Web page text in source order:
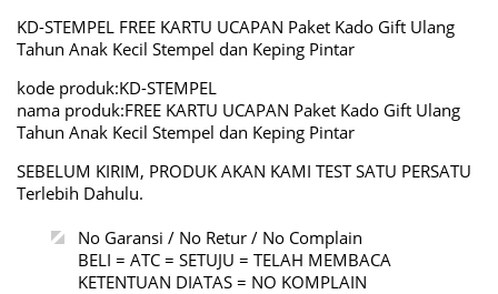
KD-STEMPEL FREE KARTU UCAPAN Paket Kado Gift Ulang
Tahun Anak Kecil Stempel dan Keping Pintar
kode produk:KD-STEMPEL
nama produk:FREE KARTU UCAPAN Paket Kado Gift Ulang
Tahun Anak Kecil Stempel dan Keping Pintar
SEBELUM KIRIM, PRODUK AKAN KAMI TEST SATU PERSATU
Terlebih Dahulu.
No Garansi / No Retur / No Complain
BELI = ATC = SETUJU = TELAH MEMBACA
KETENTUAN DIATAS = NO KOMPLAIN